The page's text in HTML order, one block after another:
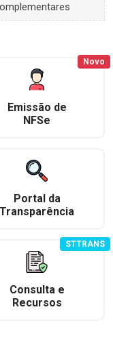
Emissão de
NFSe
Novo
Portal da
Transparência
Consulta e
Recursos
STTRANS